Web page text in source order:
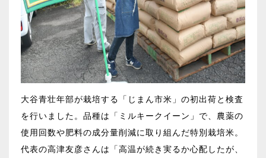
大谷青壮年部が栽培する「じまん市米」の初出荷と検査
を行いました。品種は「ミルキークイーン」で、農薬の
使用回数や肥料の成分量削減に取り組んだ特別栽培米。
代表の高津友彦さんは「高温が続き実るか心配したが、